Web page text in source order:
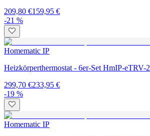
209,80 €159,95 €
-21 %
Homematic IP
Heizkörperthermostat - 6er-Set HmIP-eTRV-2
299,70 €233,95 €
-19 %
Homematic IP